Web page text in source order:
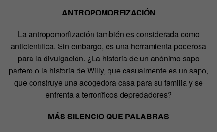
ANTROPOMORFIZACIÓN
La antropomorfización también es considerada como
anticientífica. Sin embargo, es una herramienta poderosa
para la divulgación. ¿La historia de un anónimo sapo
partero o la historia de Willy, que casualmente es un sapo,
que construye una acogedora casa para su familia y se
enfrenta a terroríficos depredadores?
MÁS SILENCIO QUE PALABRAS